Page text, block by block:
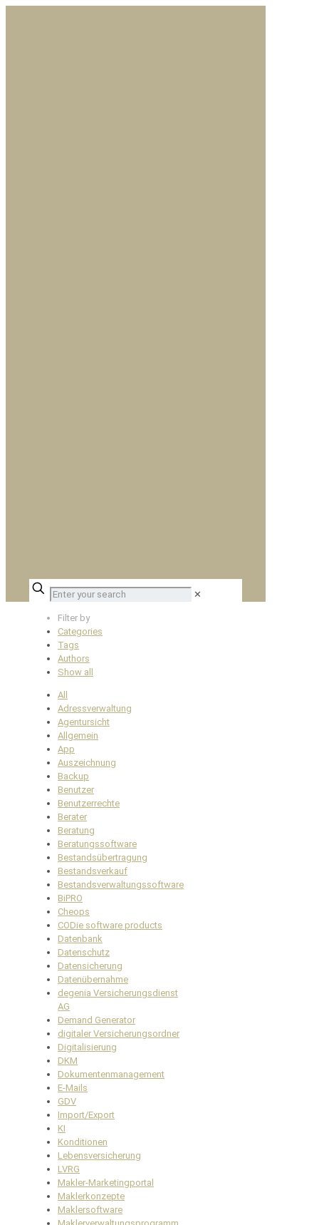
✕
Filter by
Categories
Tags
Authors
Show all
All
Adressverwaltung
Agentursicht
Allgemein
App
Auszeichnung
Backup
Benutzer
Benutzerrechte
Berater
Beratung
Beratungssoftware
Bestandsübertragung
Bestandsverkauf
Bestandsverwaltungssoftware
BiPRO
Cheops
CODie software products
Datenbank
Datenschutz
Datensicherung
Datenübernahme
degenia Versicherungsdienst
AG
Demand Generator
digitaler Versicherungsordner
Digitalisierung
DKM
Dokumentenmanagement
E-Mails
GDV
Import/Export
KI
Konditionen
Lebensversicherung
LVRG
Makler-Marketingportal
Maklerkonzepte
Maklersoftware